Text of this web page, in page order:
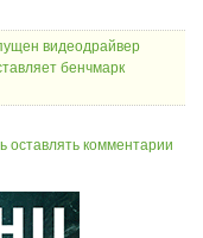
видеодрайвер
бенчмарк
оставлять комментарии